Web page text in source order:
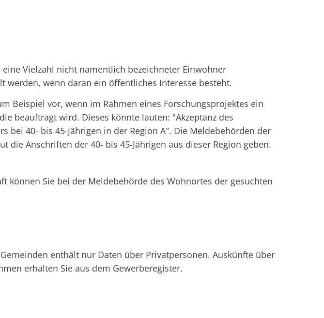
Vielzahl nicht namentlich bezeichneter Einwohner
werden, wenn daran ein öffentliches Interesse besteht.
Beispiel vor, wenn im Rahmen eines Forschungsprojektes ein
beauftragt wird. Dieses könnte lauten: "Akzeptanz des
bei 40- bis 45-Jährigen in der Region A". Die Meldebehörden der
die Anschriften der 40- bis 45-Jährigen aus dieser Region geben.
können Sie bei der Meldebehörde des Wohnortes der gesuchten
enthält nur Daten über Privatpersonen. Auskünfte über
erhalten Sie aus dem Gewerberegister.